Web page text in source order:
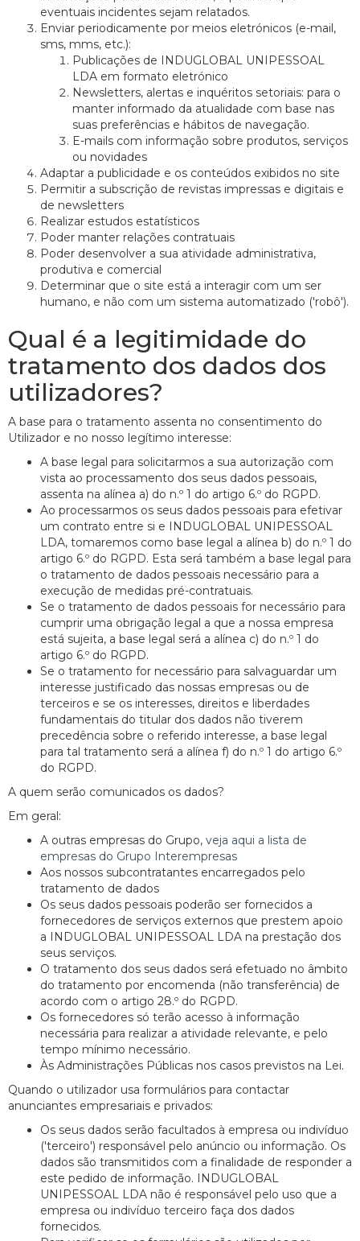
eventuais incidentes sejam relatados.
Enviar periodicamente por meios eletrónicos (e-mail,
sms, mms, etc.):
Publicações de INDUGLOBAL UNIPESSOAL
LDA em formato eletrónico
Newsletters, alertas e inquéritos setoriais: para o
manter informado da atualidade com base nas
suas preferências e hábitos de navegação.
E-mails com informação sobre produtos, serviços
ou novidades
Adaptar a publicidade e os conteúdos exibidos no site
Permitir a subscrição de revistas impressas e digitais e
de newsletters
Realizar estudos estatísticos
Poder manter relações contratuais
Poder desenvolver a sua atividade administrativa,
produtiva e comercial
Determinar que o site está a interagir com um ser
humano, e não com um sistema automatizado ('robô').
Qual é a legitimidade do
tratamento dos dados dos
utilizadores?
A base para o tratamento assenta no consentimento do
Utilizador e no nosso legítimo interesse:
A base legal para solicitarmos a sua autorização com
vista ao processamento dos seus dados pessoais,
assenta na alínea a) do n.º 1 do artigo 6.º do RGPD.
Ao processarmos os seus dados pessoais para efetivar
um contrato entre si e INDUGLOBAL UNIPESSOAL
LDA, tomaremos como base legal a alínea b) do n.º 1 do
artigo 6.º do RGPD. Esta será também a base legal para
o tratamento de dados pessoais necessário para a
execução de medidas pré-contratuais.
Se o tratamento de dados pessoais for necessário para
cumprir uma obrigação legal a que a nossa empresa
está sujeita, a base legal será a alínea c) do n.º 1 do
artigo 6.º do RGPD.
Se o tratamento for necessário para salvaguardar um
interesse justificado das nossas empresas ou de
terceiros e se os interesses, direitos e liberdades
fundamentais do titular dos dados não tiverem
precedência sobre o referido interesse, a base legal
para tal tratamento será a alínea f) do n.º 1 do artigo 6.º
do RGPD.
A quem serão comunicados os dados?
Em geral:
A outras empresas do Grupo, veja aqui a lista de
empresas do Grupo Interempresas
Aos nossos subcontratantes encarregados pelo
tratamento de dados
Os seus dados pessoais poderão ser fornecidos a
fornecedores de serviços externos que prestem apoio
a INDUGLOBAL UNIPESSOAL LDA na prestação dos
seus serviços.
O tratamento dos seus dados será efetuado no âmbito
do tratamento por encomenda (não transferência) de
acordo com o artigo 28.º do RGPD.
Os fornecedores só terão acesso à informação
necessária para realizar a atividade relevante, e pelo
tempo mínimo necessário.
Às Administrações Públicas nos casos previstos na Lei.
Quando o utilizador usa formulários para contactar
anunciantes empresariais e privados:
Os seus dados serão facultados à empresa ou indivíduo
('terceiro') responsável pelo anúncio ou informação. Os
dados são transmitidos com a finalidade de responder a
este pedido de informação. INDUGLOBAL
UNIPESSOAL LDA não é responsável pelo uso que a
empresa ou indivíduo terceiro faça dos dados
fornecidos.